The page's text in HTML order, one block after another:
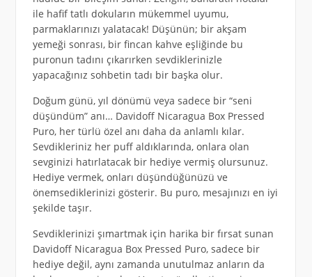
ile hafif tatlı dokuların mükemmel uyumu,
parmaklarınızı yalatacak! Düşünün; bir akşam
yemeği sonrası, bir fincan kahve eşliğinde bu
puronun tadını çıkarırken sevdiklerinizle
yapacağınız sohbetin tadı bir başka olur.
Doğum günü, yıl dönümü veya sadece bir “seni
düşündüm” anı… Davidoff Nicaragua Box Pressed
Puro, her türlü özel anı daha da anlamlı kılar.
Sevdikleriniz her puff aldıklarında, onlara olan
sevginizi hatırlatacak bir hediye vermiş olursunuz.
Hediye vermek, onları düşündüğünüzü ve
önemsediklerinizi gösterir. Bu puro, mesajınızı en iyi
şekilde taşır.
Sevdiklerinizi şımartmak için harika bir fırsat sunan
Davidoff Nicaragua Box Pressed Puro, sadece bir
hediye değil, aynı zamanda unutulmaz anların da